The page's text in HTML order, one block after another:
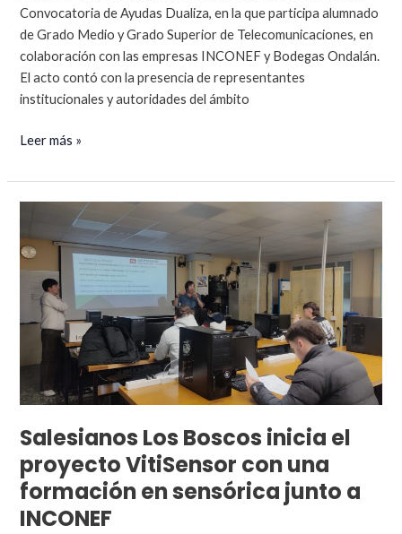
Convocatoria de Ayudas Dualiza, en la que participa alumnado
de Grado Medio y Grado Superior de Telecomunicaciones, en
colaboración con las empresas INCONEF y Bodegas Ondalán.
El acto contó con la presencia de representantes
institucionales y autoridades del ámbito
Presentación
del
proyecto
VitiSensor
en
Salesianos
Boscos
Leer más »
Salesianos Los Boscos inicia el
proyecto VitiSensor con una
formación en sensórica junto a
INCONEF